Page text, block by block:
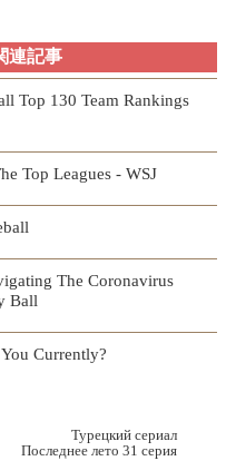
連記事
Top 130 Team Rankings
Top Leagues - WSJ
The Coronavirus
Ball
Currently?
Турецкий сериал
Последнее лето 31 серия